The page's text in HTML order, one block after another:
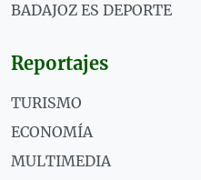
BADAJOZ ES DEPORTE
Reportajes
TURISMO
ECONOMÍA
MULTIMEDIA